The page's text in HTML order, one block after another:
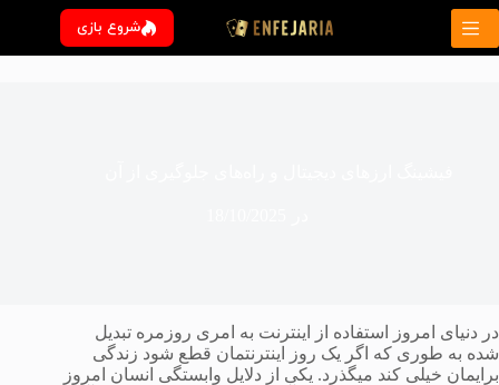
پرش
محتوا
شروع بازی
در دنیای امروز استفاده از اینترنت به امری روزمره تبدیل
شده به طوری که اگر یک روز اینترنتمان قطع شود زندگی
برایمان خیلی کند میگذرد. یکی از دلایل وابستگی انسان امروز